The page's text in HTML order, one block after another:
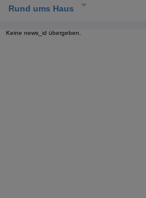
Rund ums Haus
Keine news_id übergeben.